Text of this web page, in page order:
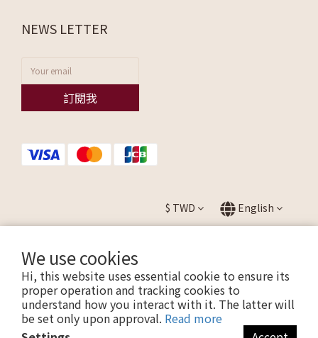
We use cookies
Hi, this website uses essential cookie to ensure its
proper operation and tracking cookies to
understand how you interact with it. The latter will
be set only upon approval. Read more
NEWS LETTER
訂閱我
$ TWD English
提醒您，我們不會以電話或簡訊方式通知變更付款方式。
Copyright © 2026 ALLEZ. All Rights Reserved.